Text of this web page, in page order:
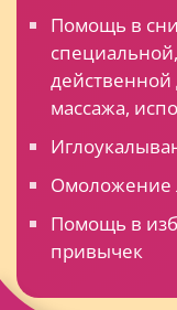
Помощь в
массажа,
Омоложение
Помощь в
привычек